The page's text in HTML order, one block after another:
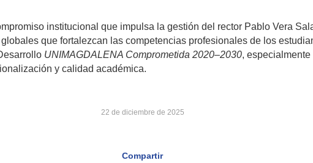
institucional que impulsa la gestión del rector Pablo Vera
que fortalezcan las competencias profesionales de los
UNIMAGDALENA Comprometida 2020–2030,
y calidad académica.
22 de diciembre de 2025
Compartir